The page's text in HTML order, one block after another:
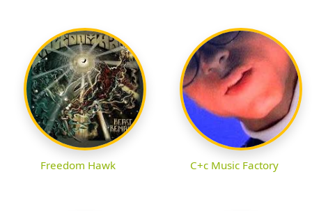
Freedom Hawk C+c Music Factory